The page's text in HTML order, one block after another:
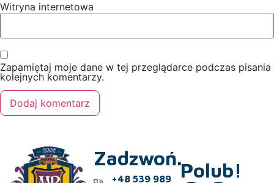
Witryna internetowa
Zapamiętaj moje dane w tej przeglądarce podczas pisania
kolejnych komentarzy.
Zadzwoń.
+48 539 989
Polub!